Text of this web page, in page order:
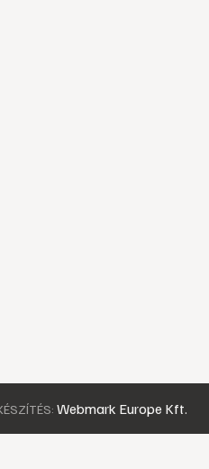
Webmark Europe Kft.